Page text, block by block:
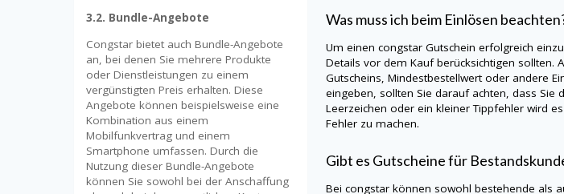
Was muss ich beim Einlösen
Um einencongstar Gutschein erfolgreich
Details vor dem Kauf berücksichtigen sollten.
Gutscheins, Mindestbestellwert oder andere
eingeben, sollten Sie darauf achten, dass
Leerzeichen oder ein kleiner Tippfehler wird
Fehler zu machen.
Gibt es Gutscheine für
Beicongstar können sowohl bestehende als
3.2. Bundle-Angebote
Congstar bietet auch Bundle-Angebote
an, bei denen Sie mehrere Produkte
oder Dienstleistungen zu einem
vergünstigten Preis erhalten. Diese
Angebote können beispielsweise eine
Kombination aus einem
Mobilfunkvertrag und einem
Smartphone umfassen. Durch die
Nutzung dieser Bundle-Angebote
können Sie sowohl bei der Anschaffung